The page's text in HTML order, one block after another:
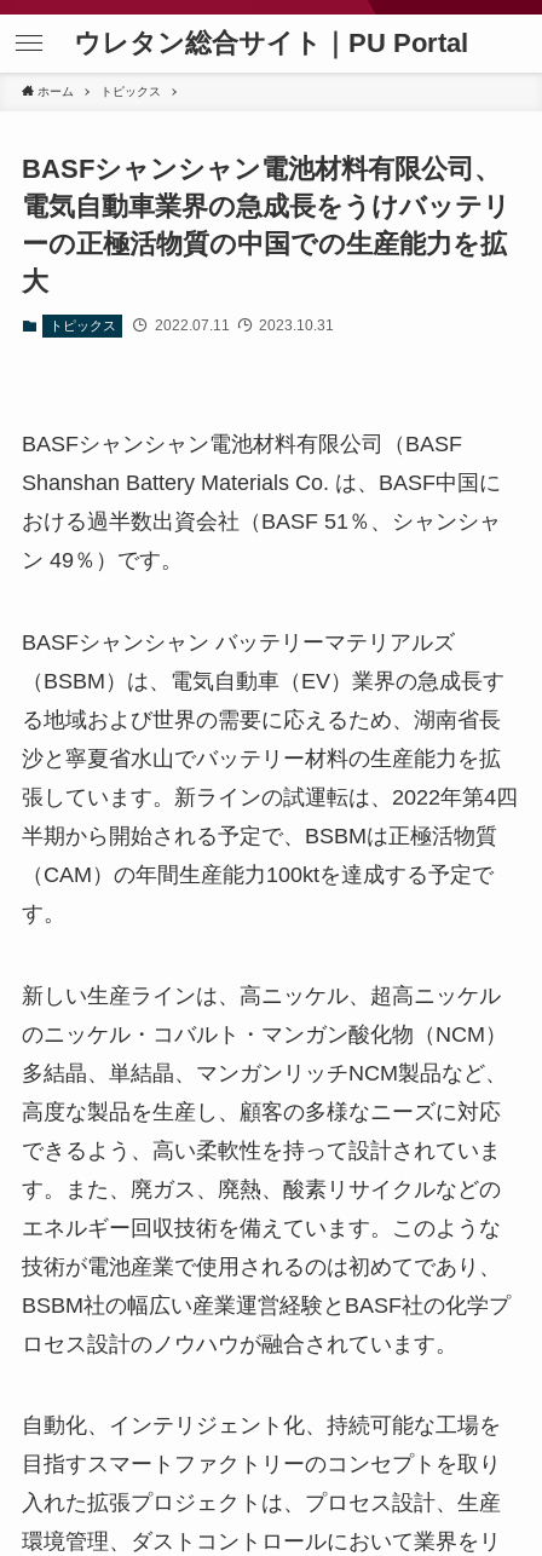
ウレタン総合サイト｜PU Portal
ホーム トピックス
BASFシャンシャン電池材料有限公司、
電気自動車業界の急成長をうけバッテリ
ーの正極活物質の中国での生産能力を拡
大
トピックス 2022.07.11 2023.10.31
BASFシャンシャン電池材料有限公司（BASF
Shanshan Battery Materials Co. は、BASF中国に
おける過半数出資会社（BASF 51％、シャンシャ
ン 49％）です。
BASFシャンシャン バッテリーマテリアルズ
（BSBM）は、電気自動車（EV）業界の急成長す
る地域および世界の需要に応えるため、湖南省長
沙と寧夏省水山でバッテリー材料の生産能力を拡
張しています。新ラインの試運転は、2022年第4四
半期から開始される予定で、BSBMは正極活物質
（CAM）の年間生産能力100ktを達成する予定で
す。
新しい生産ラインは、高ニッケル、超高ニッケル
のニッケル・コバルト・マンガン酸化物（NCM）
多結晶、単結晶、マンガンリッチNCM製品など、
高度な製品を生産し、顧客の多様なニーズに対応
できるよう、高い柔軟性を持って設計されていま
す。また、廃ガス、廃熱、酸素リサイクルなどの
エネルギー回収技術を備えています。このような
技術が電池産業で使用されるのは初めてであり、
BSBM社の幅広い産業運営経験とBASF社の化学プ
ロセス設計のノウハウが融合されています。
自動化、インテリジェント化、持続可能な工場を
目指すスマートファクトリーのコンセプトを取り
入れた拡張プロジェクトは、プロセス設計、生産
環境管理、ダストコントロールにおいて業界をリ